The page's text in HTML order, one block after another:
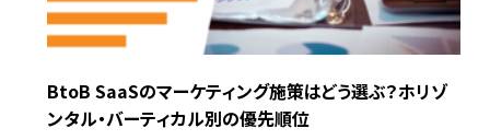
BtoB SaaSのマーケティング施策はどう選ぶ？ホリゾ
ンタル・バーティカル別の優先順位